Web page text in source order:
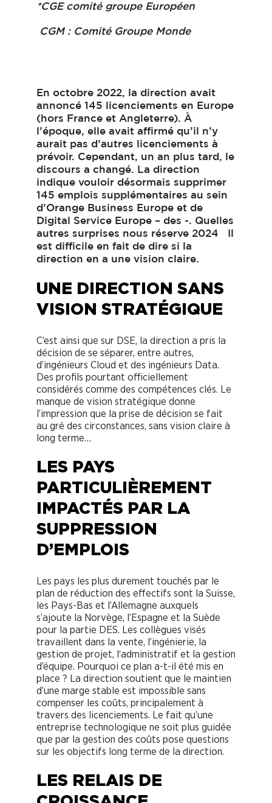
*CGE comité groupe Européen
CGM : Comité Groupe Monde
En octobre 2022, la direction avait
annoncé 145 licenciements en Europe
(hors France et Angleterre). À
l’époque, elle avait affirmé qu’il n’y
aurait pas d’autres licenciements à
prévoir. Cependant, un an plus tard, le
discours a changé. La direction
indique vouloir désormais supprimer
145 emplois supplémentaires au sein
d’Orange Business Europe et de
Digital Service Europe – des -. Quelles
autres surprises nous réserve 2024 Il
est difficile en fait de dire si la
direction en a une vision claire.
UNE DIRECTION SANS
VISION STRATÉGIQUE
C’est ainsi que sur DSE, la direction a pris la
décision de se séparer, entre autres,
d’ingénieurs Cloud et des ingénieurs Data.
Des profils pourtant officiellement
considérés comme des compétences clés. Le
manque de vision stratégique donne
l’impression que la prise de décision se fait
au gré des circonstances, sans vision claire à
long terme…
LES PAYS
PARTICULIÈREMENT
IMPACTÉS PAR LA
SUPPRESSION
D’EMPLOIS
Les pays les plus durement touchés par le
plan de réduction des effectifs sont la Suisse,
les Pays-Bas et l’Allemagne auxquels
s’ajoute la Norvège, l’Espagne et la Suède
pour la partie DES. Les collègues visés
travaillent dans la vente, l’ingénierie, la
gestion de projet, l‘administratif et la gestion
d’équipe. Pourquoi ce plan a-t-il été mis en
place ? La direction soutient que le maintien
d’une marge stable est impossible sans
compenser les coûts, principalement à
travers des licenciements. Le fait qu’une
entreprise technologique ne soit plus guidée
que par la gestion des coûts pose questions
sur les objectifs long terme de la direction.
LES RELAIS DE